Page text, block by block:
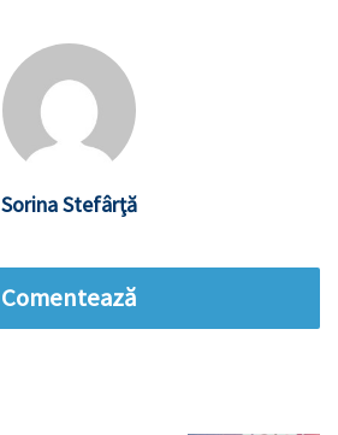
Sorina Stefârţă
Comentează